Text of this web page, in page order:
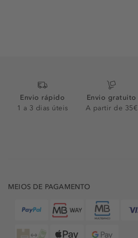
Envio rápido
1 a 3 dias úteis
Envio gratuito
A partir de 35€
MEIOS DE PAGAMENTO